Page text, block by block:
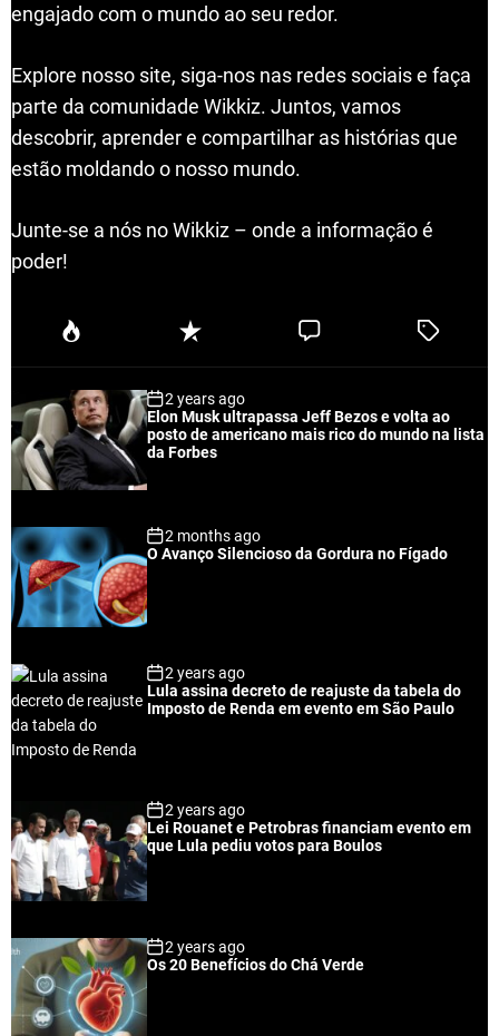
engajado com o mundo ao seu redor.
Explore nosso site, siga-nos nas redes sociais e faça
parte da comunidade Wikkiz. Juntos, vamos
descobrir, aprender e compartilhar as histórias que
estão moldando o nosso mundo.
Junte-se a nós no Wikkiz – onde a informação é
poder!
P
u
a
r
R
e
n
t
C
e
T
e
2 years ago
Elon Musk ultrapassa Jeff Bezos e volta ao
posto de americano mais rico do mundo na lista
da Forbes
2 months ago
O Avanço Silencioso da Gordura no Fígado
2 years ago
Lula assina decreto de reajuste da tabela do
Imposto de Renda em evento em São Paulo
2 years ago
Lei Rouanet e Petrobras financiam evento em
que Lula pediu votos para Boulos
2 years ago
Os 20 Benefícios do Chá Verde